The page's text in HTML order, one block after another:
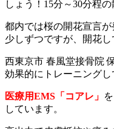
しょう！15分～30分程
都内では桜の開花宣言
少しずつですが、開花し
西東京市 春風堂接骨院
効果的にトレーニングし
医療用EMS「コアレ」
しています。